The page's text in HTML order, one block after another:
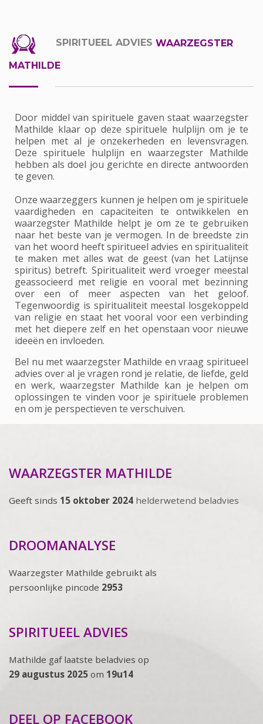
SPIRITUEEL ADVIES WAARZEGSTER
MATHILDE
Door middel van spirituele gaven staat waarzegster
Mathilde klaar op deze spirituele hulplijn om je te
helpen met al je onzekerheden en levensvragen.
Deze spirituele hulplijn en waarzegster Mathilde
hebben als doel jou gerichte en directe antwoorden
te geven.
Onze waarzeggers kunnen je helpen om je spirituele
vaardigheden en capaciteiten te ontwikkelen en
waarzegster Mathilde helpt je om ze te gebruiken
naar het beste van je vermogen. In de breedste zin
van het woord heeft spiritueel advies en spiritualiteit
te maken met alles wat de geest (van het Latijnse
spiritus) betreft. Spiritualiteit werd vroeger meestal
geassocieerd met religie en vooral met bezinning
over een of meer aspecten van het geloof.
Tegenwoordig is spiritualiteit meestal losgekoppeld
van religie en staat het vooral voor een verbinding
met het diepere zelf en het openstaan voor nieuwe
ideeën en invloeden.
Bel nu met waarzegster Mathilde en vraag spiritueel
advies over al je vragen rond je relatie, de liefde, geld
en werk, waarzegster Mathilde kan je helpen om
oplossingen te vinden voor je spirituele problemen
en om je perspectieven te verschuiven.
WAARZEGSTER MATHILDE
Geeft sinds 15 oktober 2024 helderwetend beladvies
DROOMANALYSE
Waarzegster Mathilde gebruikt als
persoonlijke pincode 2953
SPIRITUEEL ADVIES
Mathilde gaf laatste beladvies op
29 augustus 2025 om 19u14
DEEL OP FACEBOOK